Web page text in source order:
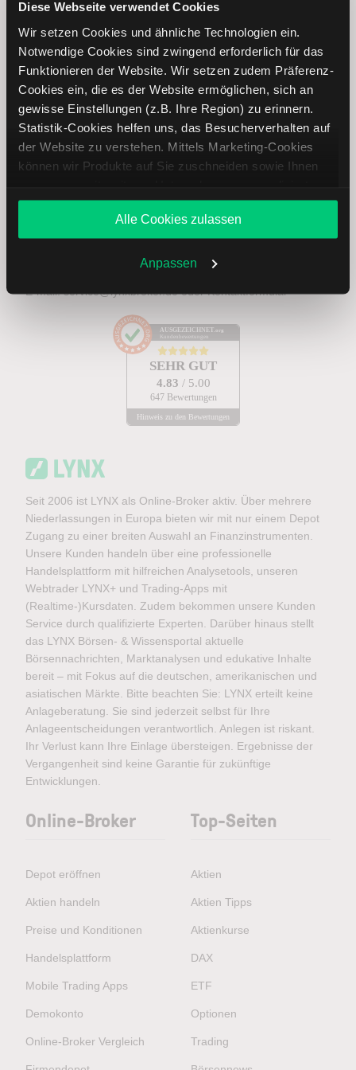
Diese Webseite verwendet Cookies
Wir setzen Cookies und ähnliche Technologien ein.
Notwendige Cookies sind zwingend erforderlich für das
Funktionieren der Website. Wir setzen zudem Präferenz-
Cookies ein, die es der Website ermöglichen, sich an
gewisse Einstellungen (z.B. Ihre Region) zu erinnern.
Statistik-Cookies helfen uns, das Besucherverhalten auf
der Website zu verstehen. Mittels Marketing-Cookies
können wir Produkte auf Sie zuschneiden sowie Ihnen
Angebote unterbreiten. Sie entscheiden, welche Cookies
Sie zulassen oder ablehnen. Ihre Entscheidung können
Sie jederzeit in denCookie-Einstellungenändern.
Weitere Infos auch in unsererDatenschutzerklärung
Alle Cookies zulassen
Anpassen
Treten Sie mit uns in Kontakt
+49 30 303 28 66 90
E-mail:service@lynxbroker.deoderKontaktformular
AUSGEZEICHNET .org
Kundenbewertungen
SEHR GUT
4.83 / 5.00
647 Bewertungen
Hinweis zu den Bewertungen
Ihre E-Mail-Adresse (erforderlich)
Abonnieren
Seit 2006 ist LYNX als Online-Broker aktiv. Über mehrere
Niederlassungen in Europa bieten wir mit nur einem Depot
Zugang zu einer breiten Auswahl an Finanzinstrumenten.
Unsere Kunden handeln über eine professionelle
Handelsplattform mit hilfreichen Analysetools, unseren
Webtrader LYNX+ und Trading-Apps mit
(Realtime-)Kursdaten. Zudem bekommen unsere Kunden
Service durch qualifizierte Experten. Darüber hinaus stellt
das LYNX Börsen- & Wissensportal aktuelle
Börsennachrichten, Marktanalysen und edukative Inhalte
bereit – mit Fokus auf die deutschen, amerikanischen und
asiatischen Märkte. Bitte beachten Sie: LYNX erteilt keine
Anlageberatung. Sie sind jederzeit selbst für Ihre
Anlageentscheidungen verantwortlich. Anlegen ist riskant.
Ihr Verlust kann Ihre Einlage übersteigen. Ergebnisse der
Vergangenheit sind keine Garantie für zukünftige
Entwicklungen.
Online-Broker
Depot eröffnen
Aktien handeln
Preise und Konditionen
Handelsplattform
Mobile Trading Apps
Demokonto
Online-Broker Vergleich
Top-Seiten
Aktien
Aktien Tipps
Aktienkurse
DAX
ETF
Optionen
Trading